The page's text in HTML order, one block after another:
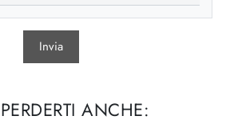
Invia
ANCHE: